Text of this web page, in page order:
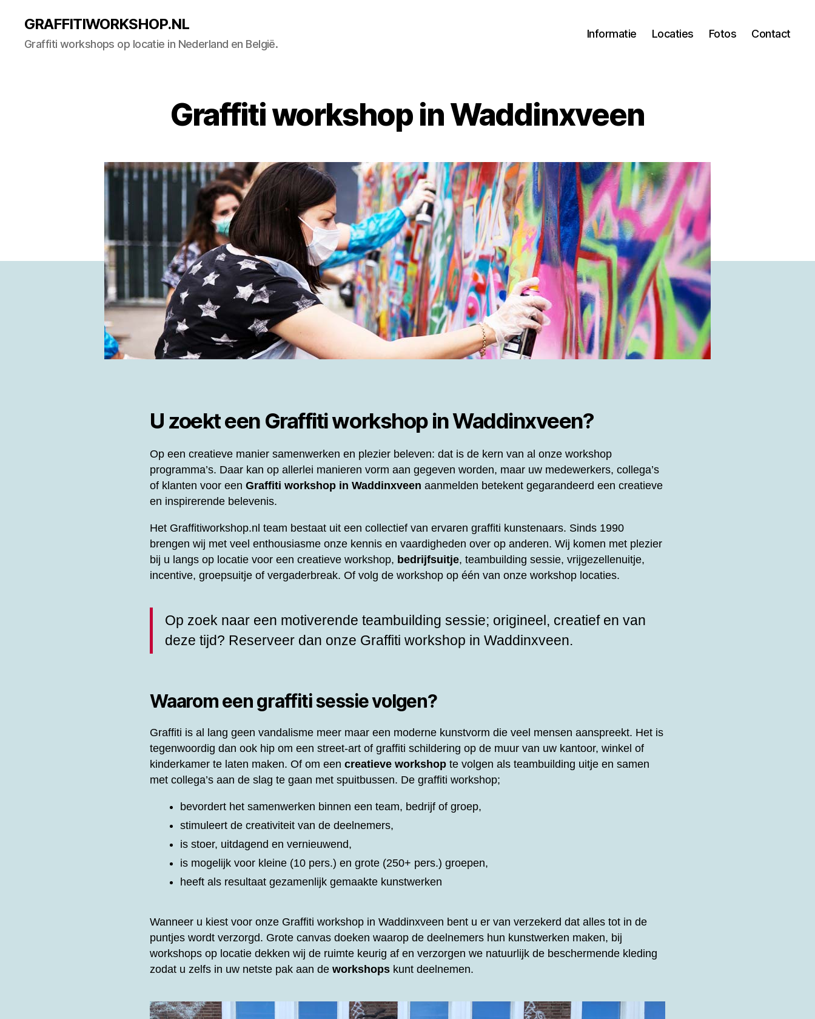
GRAFFITIWORKSHOP.NL
Graffiti workshops op locatie in Nederland en België.
Informatie Locaties Fotos Contact
Graffiti workshop in Waddinxveen
U zoekt een Graffiti workshop in Waddinxveen?
Op een creatieve manier samenwerken en plezier beleven: dat is de kern van al onze workshop
programma’s. Daar kan op allerlei manieren vorm aan gegeven worden, maar uw medewerkers, collega’s
of klanten voor een Graffiti workshop in Waddinxveen aanmelden betekent gegarandeerd een creatieve
en inspirerende belevenis.
Het Graffitiworkshop.nl team bestaat uit een collectief van ervaren graffiti kunstenaars. Sinds 1990
brengen wij met veel enthousiasme onze kennis en vaardigheden over op anderen. Wij komen met plezier
bij u langs op locatie voor een creatieve workshop, bedrijfsuitje, teambuilding sessie, vrijgezellenuitje,
incentive, groepsuitje of vergaderbreak. Of volg de workshop op één van onze workshop locaties.
Op zoek naar een motiverende teambuilding sessie; origineel, creatief en van
deze tijd? Reserveer dan onze Graffiti workshop in Waddinxveen.
Waarom een graffiti sessie volgen?
Graffiti is al lang geen vandalisme meer maar een moderne kunstvorm die veel mensen aanspreekt. Het is
tegenwoordig dan ook hip om een street-art of graffiti schildering op de muur van uw kantoor, winkel of
kinderkamer te laten maken. Of om een creatieve workshop te volgen als teambuilding uitje en samen
met collega’s aan de slag te gaan met spuitbussen. De graffiti workshop;
bevordert het samenwerken binnen een team, bedrijf of groep,
stimuleert de creativiteit van de deelnemers,
is stoer, uitdagend en vernieuwend,
is mogelijk voor kleine (10 pers.) en grote (250+ pers.) groepen,
heeft als resultaat gezamenlijk gemaakte kunstwerken
Wanneer u kiest voor onze Graffiti workshop in Waddinxveen bent u er van verzekerd dat alles tot in de
puntjes wordt verzorgd. Grote canvas doeken waarop de deelnemers hun kunstwerken maken, bij
workshops op locatie dekken wij de ruimte keurig af en verzorgen we natuurlijk de beschermende kleding
zodat u zelfs in uw netste pak aan de workshops kunt deelnemen.